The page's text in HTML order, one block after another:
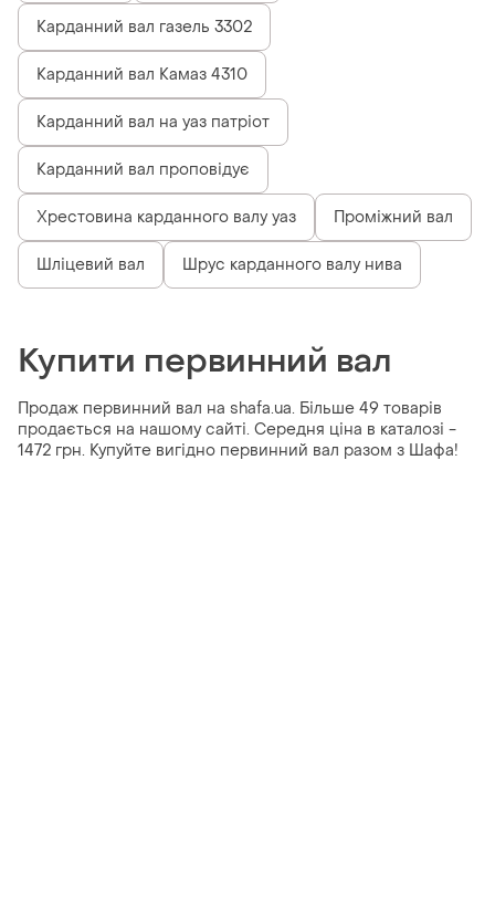
Карданний вал газель 3302
Карданний вал Камаз 4310
Карданний вал на уаз патріот
Карданний вал проповідує
Хрестовина карданного валу уаз Проміжний вал
Шліцевий вал Шрус карданного валу нива
Купити первинний вал
Продаж первинний вал на shafa.ua. Більше 49 товарів
продається на нашому сайті. Середня ціна в каталозі -
1472 грн. Купуйте вигідно первинний вал разом з Шафа!